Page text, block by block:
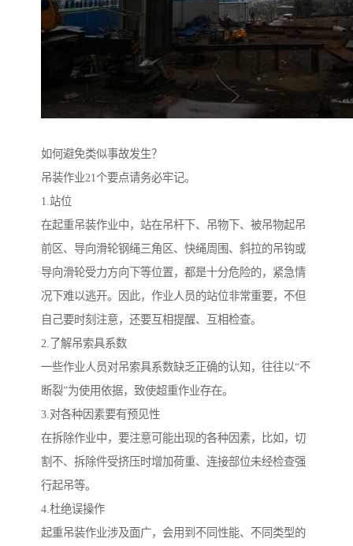
如何避免类似事故发生？
吊装作业21个要点请务必牢记。
1.站位
在起重吊装作业中，站在吊杆下、吊物下、被吊物起吊
前区、导向滑轮钢绳三角区、快绳周围、斜拉的吊钩或
导向滑轮受力方向下等位置，都是十分危险的，紧急情
况下难以逃开。因此，作业人员的站位非常重要，不但
自己要时刻注意，还要互相提醒、互相检查。
2.了解吊索具系数
一些作业人员对吊索具系数缺乏正确的认知，往往以“不
断裂”为使用依据，致使超重作业存在。
3.对各种因素要有预见性
在拆除作业中，要注意可能出现的各种因素，比如，切
割不、拆除件受挤压时增加荷重、连接部位未经检查强
行起吊等。
4.杜绝误操作
起重吊装作业涉及面广，会用到不同性能、不同类型的